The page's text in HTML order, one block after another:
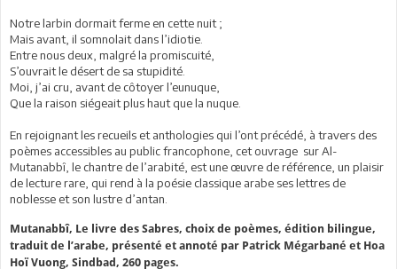
Notre larbin dormait ferme en cette nuit ;
Mais avant, il somnolait dans l’idiotie.
Entre nous deux, malgré la promiscuité,
S’ouvrait le désert de sa stupidité.
Moi, j’ai cru, avant de côtoyer l’eunuque,
Que la raison siégeait plus haut que la nuque.
En rejoignant les recueils et anthologies qui l’ont précédé, à travers des
poèmes accessibles au public francophone, cet ouvrage sur Al-
Mutanabbî, le chantre de l’arabité, est une œuvre de référence, un plaisir
de lecture rare, qui rend à la poésie classique arabe ses lettres de
noblesse et son lustre d’antan.
Mutanabbî, Le livre des Sabres, choix de poèmes, édition bilingue,
traduit de l’arabe, présenté et annoté par Patrick Mégarbané et Hoa
Hoï Vuong, Sindbad, 260 pages.